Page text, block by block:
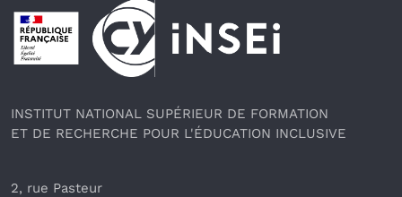
Pied de page
INSTITUT NATIONAL SUPÉRIEUR DE FORMATION
ET DE RECHERCHE POUR L'ÉDUCATION INCLUSIVE
2, rue Pasteur